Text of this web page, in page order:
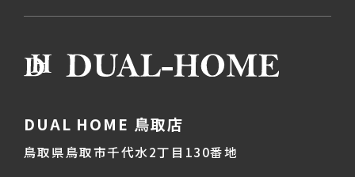
DUAL HOME 鳥取店
鳥取県鳥取市千代水2丁目130番地